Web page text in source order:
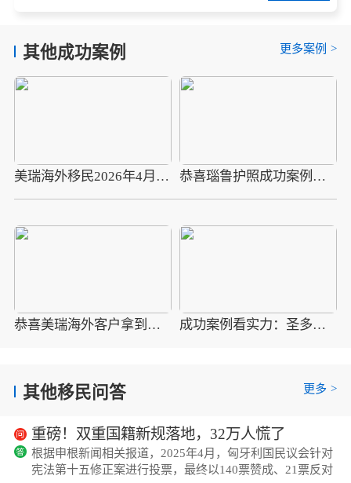
其他成功案例 更多案例 >
美瑞海外移民2026年4月10组圣多美护照成功案例分享 恭喜瑙鲁护照成功案例，最新瑙鲁护照批准获批信
恭喜美瑞海外客户拿到瑙鲁护照最新获批信(2026年4月16日) 成功案例看实力：圣多美移民优质企业如何助客户快速拿证
其他移民问答 更多 >
重磅！双重国籍新规落地，32万人慌了
根据申根新闻相关报道，2025年4月，匈牙利国民议会针对
宪法第十五修正案进行投票，最终以140票赞成、21票反对